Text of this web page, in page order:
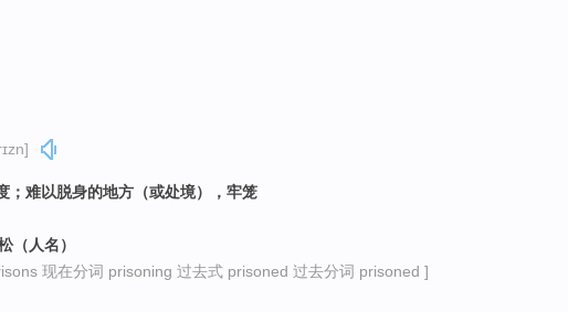
；难以脱身的地方（或处境），牢笼
（人名）
现在分词 prisoning 过去式 prisoned 过去分词 prisoned ]